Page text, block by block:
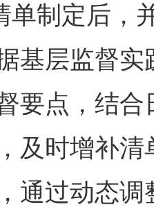
制定后，
基层监督
要点，结
及时增补
通过动态调